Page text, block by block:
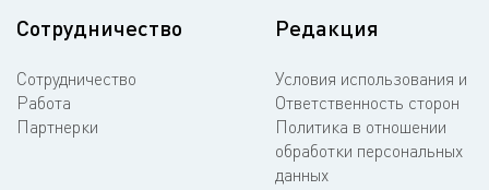
Сотрудничество
Сотрудничество
Работа
Партнерки
Редакция
Условия использования и
Ответственность сторон
Политика в отношении
обработки персональных
данных